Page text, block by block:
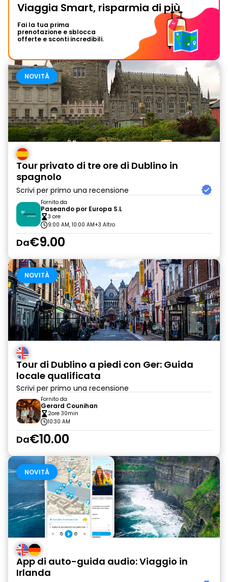
Viaggia Smart, risparmia di più
Fai la tua prima
prenotazione e sblocca
offerte e sconti incredibili.
NOVITÀ
Tour privato di tre ore di Dublino in
spagnolo
Scrivi per primo una recensione
Fornito da
Paseando por Europa S.L
3 ore
9:00 AM, 10:00 AM+3 Altro
Da€9.00
NOVITÀ
Tour di Dublino a piedi con Ger: Guida
locale qualificata
Scrivi per primo una recensione
Fornito da
Gerard Counihan
2ore 30min
10:30 AM
Da€10.00
NOVITÀ
App di auto-guida audio: Viaggio in
Irlanda